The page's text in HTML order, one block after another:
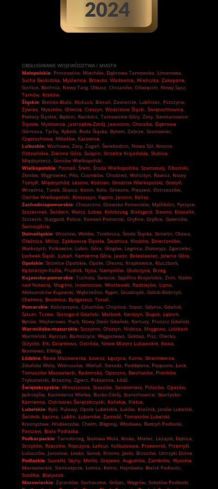
OBSŁUGIWANE WOJEWÓDZTWA I MIASTA
Małopolskie: Proszowice, Miechów, Dąbrowa Tarnowska, Limanowa,
Sucha Beskidzka, Myślenice, Brzesko, Wadowice, Wieliczka, Zakopane,
Gorlice, Bochnia, Nowy Targ, Olkusz, Chrzanów, Oświęcim, Nowy Sącz,
Tarnów, Kraków.
Śląskie: Bielsko-Biała, Kłobuck, Bieruń, Zawiercie, Lubliniec, Pszczyna,
Żywiec, Myszków, Gliwice, Cieszyn, Wodzisław Śląski, Świętochłowice,
Piekary Śląskie, Będzin, Racibórz, Tarnowskie Góry, Żory, Siemianowice
Śląskie, Mysłowice, Jastrzębie-Zdrój, Jaworzno, Chorzów, Dąbrowa
Górnicza, Tychy, Rybnik, Ruda Śląska, Bytom, Zabrze, Sosnowiec,
Częstochowa, Mikołów, Katowice.
Lubuskie: Wschowa, Żary, Żagań, Świebodzin, Nowa Sól, Krosno
Odrzańskie, Zielona Góra, Sulęcin, Strzelce Krajeńskie, Słubice,
Międzyrzecz, Gorzów Wielkopolski.
Wielkopolskie: Poznań, Śrem, Środa Wielkopolska, Szamotuły, Oborniki,
Złotów, Wągrowiec, Piła, Czarnków, Chodzież, Wolsztyn, Rawicz, Nowy
Tomyśl, Międzychód, Leszno, Kościan, Grodzisk Wielkopolski, Gostyń,
Września, Turek, Słupca, Konin, Koło, Gniezno, Pleszew, Ostrzeszów,
Ostrów Wielkopolski, Krotoszyn, Kępno, Jarocin, Kalisz.
Zachodniopomorskie: Choszczno, Drawsko Pomorskie, Myślibórz, Pyrzyce,
Szczecinek, Świdwin, Wałcz, Łobez, Kołobrzeg, Białogard, Sławno, Koszalin,
Szczecin, Stargard, Police, Kamień Pomorski, Gryfino, Gryfice, Goleniów,
Świnoujście.
Dolnośląskie: Wrocław, Wołów, Trzebnica, Środa Śląska, Strzelin, Oława,
Oleśnica, Milicz, Ząbkowice Śląskie, Świdnica, Kłodzko, Dzierżoniów,
Wałbrzych, Polkowice, Lubin, Góra, Głogów, Legnica, Złotoryja, Zgorzelec,
Lwówek Śląski, Lubań, Kamienna Góra, Jawor, Bolesławiec, Jelenia Góra.
Opolskie: Strzelce Opolskie, Opole, Olesno, Krapkowice, Kluczbork,
Kędzierzyn-Koźle, Prudnik, Nysa, Namysłów, Głubczyce, Brzeg.
Kujawsko-pomorskie: Tuchola, Świecie, Sępólno Krajeńskie, Żnin, Nakło
nad Notecią, Mogilno, Inowrocław, Włocławek, Radziejów, Lipno,
Aleksandrów Kujawski, Wąbrzeźno, Rypin, Grudziądz, Golub-Dobrzyń,
Chełmno, Brodnica, Bydgoszcz, Toruń.
Pomorskie: Kościerzyna, Człuchów, Chojnice, Sopot, Gdynia, Gdańsk,
Sztum, Tczew, Starogard Gdański, Malbork, Kwidzyn, Słupsk, Lębork,
Bytów, Wejherowo, Puck, Nowy Dwór Gdański, Kartuzy, Pruszcz Gdański.
Warmińsko-mazurskie: Szczytno, Olsztyn, Nidzica, Mrągowo, Lidzbark
Warmiński, Kętrzyn, Bartoszyce, Węgorzewo, Gołdap, Pisz, Olecko,
Giżycko, Ełk, Działdowo, Ostróda, Nowe Miasto Lubawskie, Iława,
Braniewo, Elbląg.
Łódzkie: Rawa Mazowiecka, Łowicz, Łęczyca, Kutno, Skierniewice,
Zduńska Wola, Wieruszów, Wieluń, Sieradz, Poddębice, Pajęczno, Łask,
Tomaszów Mazowiecki, Radomsko, Opoczno, Bełchatów, Piotrków
Trybunalski, Brzeziny, Zgierz, Pabianice, Łódź.
Świętokrzyskie: Włoszczowa, Staszów, Sandomierz, Pińczów, Opatów,
Jędrzejów, Kazimierza Wielka, Busko-Zdrój, Starachowice, Skarżysko-
Kamienna, Ostrowiec Świętokrzyski, Końskie, Kielce.
Lubelskie: Ryki, Puławy, Opole Lubelskie, Łuków, Kraśnik, Janów Lubelski,
Świdnik, Łęczna, Lublin, Lubartów, Zamość, Tomaszów Lubelski,
Krasnystaw, Hrubieszów, Chełm, Biłgoraj, Włodawa, Radzyń Podlaski,
Parczew, Biała Podlaska.
Podkarpackie: Tarnobrzeg, Stalowa Wola, Nisko, Mielec, Leżajsk, Dębica,
Strzyżów, Rzeszów, Ropczyce, Łańcut, Kolbuszowa, Przeworsk, Przemyśl,
Lubaczów, Jarosław, Lesko, Sanok, Krosno, Jasło, Brzozów, Ustrzyki Dolne.
Podlaskie: Suwałki, Sejny, Mońki, Grajewo, Augustów, Zambrów, Wysokie
Mazowieckie, Siemiatycze, Łomża, Kolno, Hajnówka, Bielsk Podlaski,
Sokółka, Białystok.
Mazowieckie: Żyrardów, Sochaczew, Grójec, Węgrów, Sokołów Podlaski,